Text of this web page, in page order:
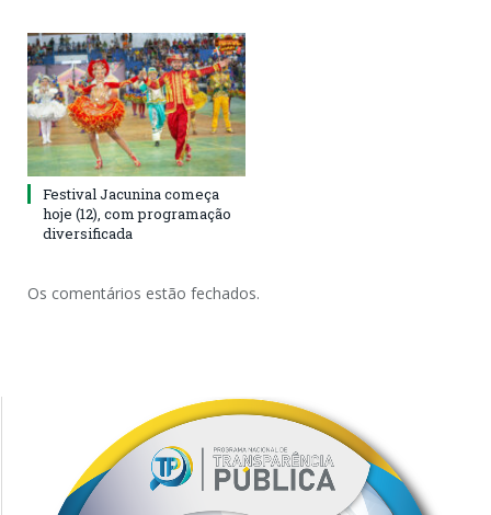
Festival Jacunina começa
hoje (12), com programação
diversificada
Os comentários estão fechados.